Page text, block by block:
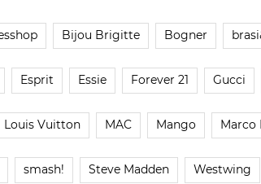
Bijou Brigitte Bogner
Esprit Essie Forever 21 Gucci
Louis Vuitton MAC Mango Marco
smash! Steve Madden Westwing